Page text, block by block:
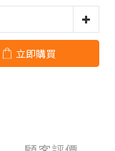
立即購買